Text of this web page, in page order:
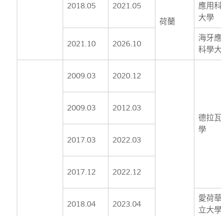
2018.05
2021.05
荷蘭
應用
大學
2021.10 2026.10
海牙
科學
2009.03 2020.12
德拉
學
2009.03 2012.03
2017.03 2022.03
2017.12 2022.12
2018.04 2023.04
愛荷
立大